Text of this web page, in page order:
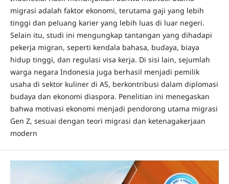
migrasi adalah faktor ekonomi, terutama gaji yang lebih
tinggi dan peluang karier yang lebih luas di luar negeri.
Selain itu, studi ini mengungkap tantangan yang dihadapi
pekerja migran, seperti kendala bahasa, budaya, biaya
hidup tinggi, dan regulasi visa kerja. Di sisi lain, sejumlah
warga negara Indonesia juga berhasil menjadi pemilik
usaha di sektor kuliner di AS, berkontribusi dalam diplomasi
budaya dan ekonomi diaspora. Penelitian ini menegaskan
bahwa motivasi ekonomi menjadi pendorong utama migrasi
Gen Z, sesuai dengan teori migrasi dan ketenagakerjaan
modern